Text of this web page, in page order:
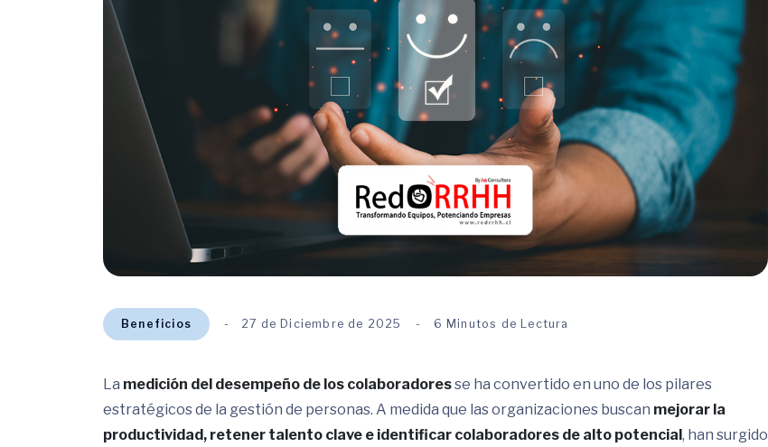
Beneficios 27 de Diciembre de 2025 6 Minutos de Lectura
La medición del desempeño de los colaboradoresse ha convertido en uno de los pilares
estratégicos de la gestión de personas. A medida que las organizaciones buscan mejorar la
productividad, retener talento clave e identificar colaboradores de alto potencial, han surgido